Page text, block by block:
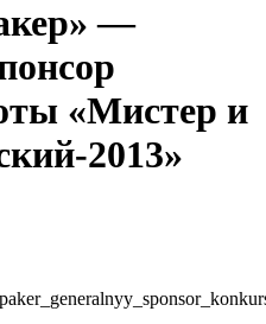
—
«Мистер и
2013»